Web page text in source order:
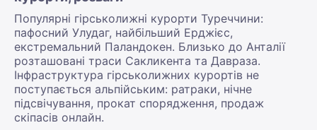
Популярні гірськолижні курорти Туреччини:
пафосний Улудаг, найбільший Ерджієс,
екстремальний Паландокен. Близько до Анталії
розташовані траси Сакликента та Давраза.
Інфраструктура гірськолижних курортів не
поступається альпійським: ратраки, нічне
підсвічування, прокат спорядження, продаж
скіпасів онлайн.